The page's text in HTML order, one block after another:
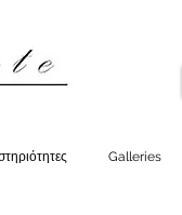
Galleries